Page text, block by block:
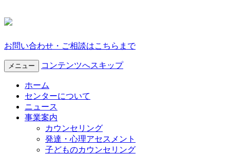
お問い合わせ・ご相談はこちらまで
メニュー コンテンツへスキップ
ホーム
センターについて
ニュース
事業案内
カウンセリング
発達・心理アセスメント
子どものカウンセリング